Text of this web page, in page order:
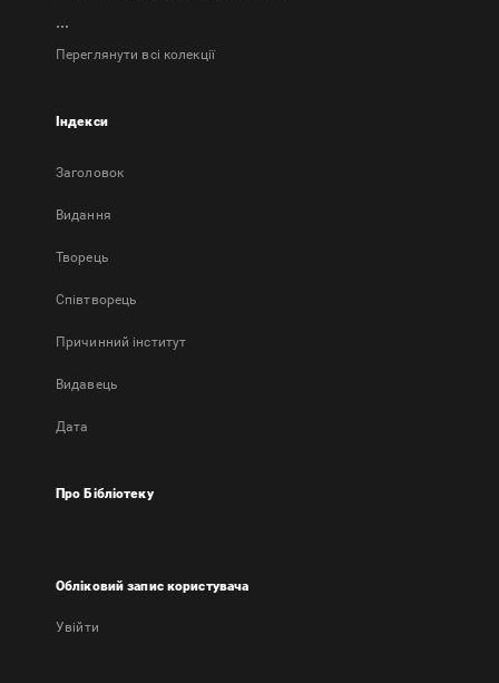
...
Переглянути всі колекції
Індекси
Заголовок
Bидання
Творець
Співтворець
Причинний інститут
Видавець
Дата
Про Бібліотеку
Обліковий запис користувача
Увійти